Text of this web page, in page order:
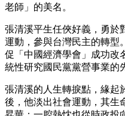
老師」的美名。
張清溪平生任俠好義，勇於
運動，參與台灣民主的轉型
促「中國經濟學會」成功改
統性研究國民黨黨營事業的
張清溪的人生轉捩點，緣起
後，他淡出社會運動，其生